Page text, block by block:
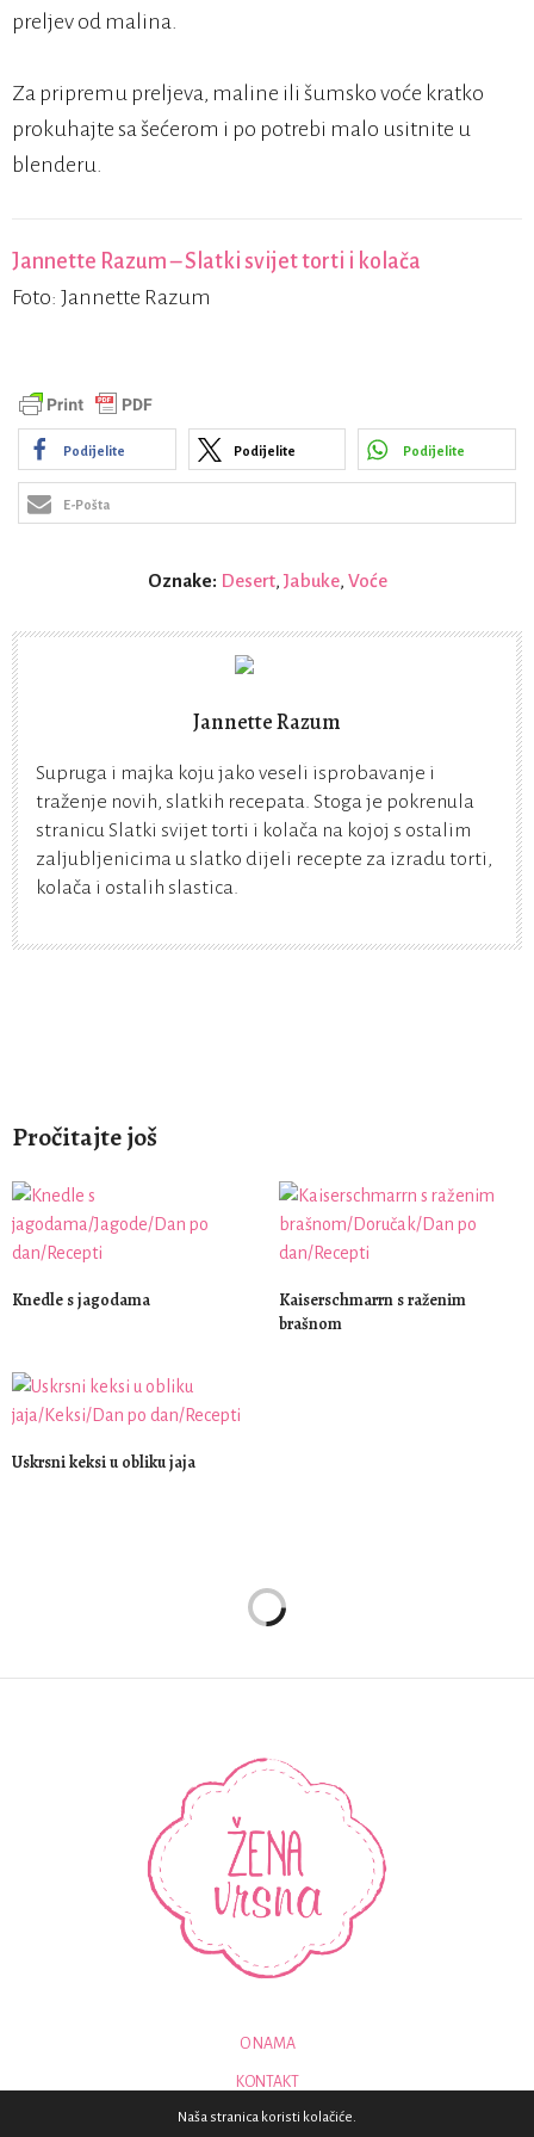
preljev od malina.
Za pripremu preljeva, maline ili šumsko voće kratko
prokuhajte sa šećerom i po potrebi malo usitnite u
blenderu.
Jannette Razum – Slatki svijet torti i kolača
Foto: Jannette Razum
Podijelite Podijelite Podijelite
E-Pošta
Oznake: Desert, Jabuke, Voće
Jannette Razum
Supruga i majka koju jako veseli isprobavanje i
traženje novih, slatkih recepata. Stoga je pokrenula
stranicu Slatki svijet torti i kolača na kojoj s ostalim
zaljubljenicima u slatko dijeli recepte za izradu torti,
kolača i ostalih slastica.
Pročitajte još
Knedle s jagodama
Kaiserschmarrn s raženim
brašnom
Uskrsni keksi u obliku jaja
O NAMA
KONTAKT
Naša stranica koristi kolačiće.